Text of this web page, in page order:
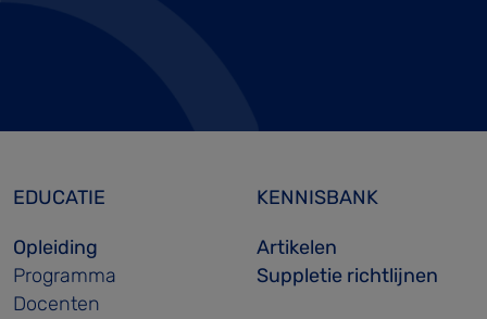
EDUCATIE
Opleiding
Programma
Docenten
KENNISBANK
Artikelen
Suppletie richtlijnen